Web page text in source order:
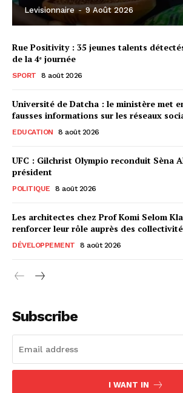
Levisionnaire - 9 Août 2026
Rue Positivity : 35 jeunes talents
de la 4ᵉ journée
SPORT 8 août 2026
Université de Datcha : le ministère met
fausses informations sur les réseaux
EDUCATION 8 août 2026
UFC : Gilchrist Olympio reconduit Sèna
président
POLITIQUE 8 août 2026
Les architectes chez Prof Komi Selom
renforcer leur rôle auprès des
DÉVELOPPEMENT 8 août 2026
Subscribe
I WANT IN